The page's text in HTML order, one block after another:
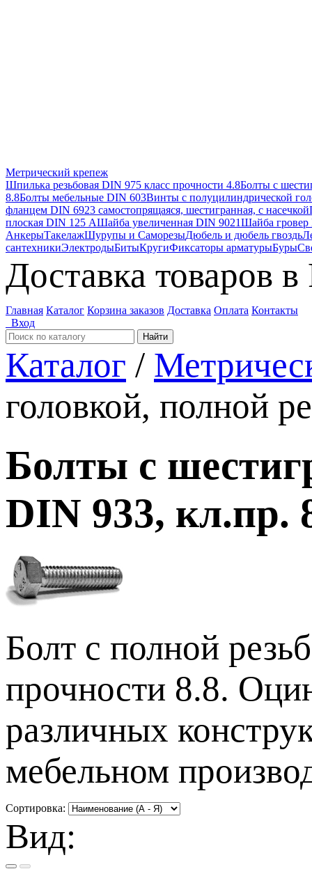
Метрический крепеж
Шпилька резьбовая DIN 975 класс прочности 4.8Болты с
8.8Болты мебельные DIN 603Винты с полуцилиндрической
фланцем DIN 6923 самостопрящаяся, шестигранная, с насечкой
плоская DIN 125 АШайба увеличенная DIN 9021Шайба
АнкерыТакелажШурупы и СаморезыДюбель и дюбель гвоздь
сантехникиЭлектродыБитыКругиФиксаторы арматурыБуры
Доставка товаров
Главная Каталог Корзина заказов Доставка Оплата Контакты
Вход
Найти
Каталог /
головкой, полной
Болты с
DIN 933, кл.пр.
Болт c полной
прочности 8.8.
различных
мебельном
Сортировка:
Вид: